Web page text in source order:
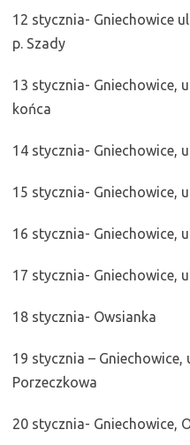
12 stycznia- Gniechowice
p. Szady
13 stycznia- Gniechowice,
końca
14 stycznia- Gniechowice,
15 stycznia- Gniechowice,
16 stycznia- Gniechowice,
17 stycznia- Gniechowice,
18 stycznia- Owsianka
19 stycznia – Gniechowice,
Porzeczkowa
20 stycznia- Gniechowice,